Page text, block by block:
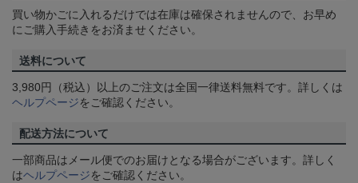
買い物かごに入れるだけでは在庫は確保されませんので、お早め
にご購入手続きをお済ませください。
送料について
3,980円（税込）以上のご注文は全国一律送料無料です。詳しくは
ヘルプページをご確認ください。
配送方法について
一部商品はメール便でのお届けとなる場合がございます。詳しく
はヘルプページをご確認ください。